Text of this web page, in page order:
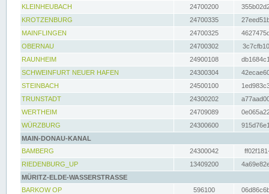
KLEINHEUBACH 24700200
KROTZENBURG
24700335
MAINFLINGEN
24700325
OBERNAU
24700302
RAUNHEIM
24900108
SCHWEINFURT NEUER HAFEN
24300304
STEINBACH
24500100
TRUNSTADT
24300202
WERTHEIM
24709089
WÜRZBURG
24300600
MAIN-DONAU-KANAL
BAMBERG
24300042
RIEDENBURG_UP
13409200
MÜRITZ-ELDE-WASSERSTRASSE
BARKOW OP
596100